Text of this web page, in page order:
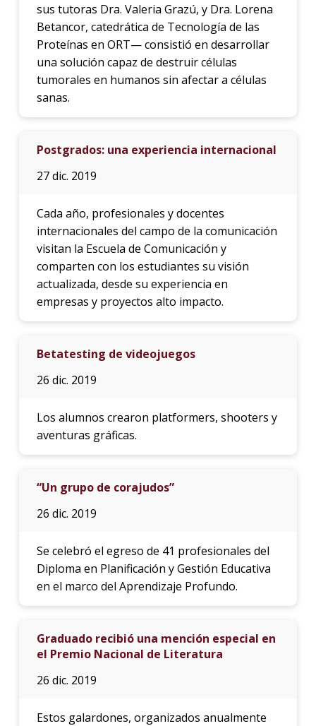
sus tutoras Dra. Valeria Grazú, y Dra. Lorena
Betancor, catedrática de Tecnología de las
Proteínas en ORT— consistió en desarrollar
una solución capaz de destruir células
tumorales en humanos sin afectar a células
sanas.
Postgrados: una experiencia internacional
27 dic. 2019
Cada año, profesionales y docentes
internacionales del campo de la comunicación
visitan la Escuela de Comunicación y
comparten con los estudiantes su visión
actualizada, desde su experiencia en
empresas y proyectos alto impacto.
Betatesting de videojuegos
26 dic. 2019
Los alumnos crearon platformers, shooters y
aventuras gráficas.
“Un grupo de corajudos”
26 dic. 2019
Se celebró el egreso de 41 profesionales del
Diploma en Planificación y Gestión Educativa
en el marco del Aprendizaje Profundo.
Graduado recibió una mención especial en
el Premio Nacional de Literatura
26 dic. 2019
Estos galardones, organizados anualmente